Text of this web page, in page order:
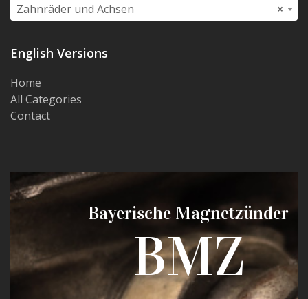
×
Zahnräder und Achsen
English Versions
Home
All Categories
Contact
Bayerische Magnetzünder
BMZ